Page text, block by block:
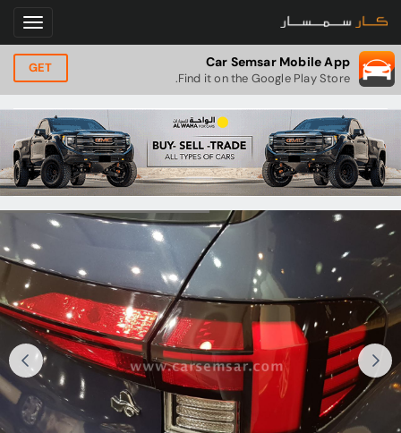
Car Semsar Mobile App
Find it on the Google Play Store.
GET